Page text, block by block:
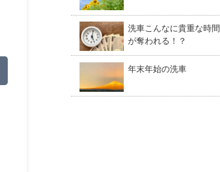
洗車こんなに貴重な時間
が奪われる！？
年末年始の洗車